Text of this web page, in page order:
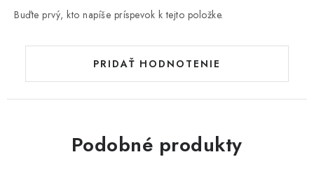
Buďte prvý, kto napíše príspevok k tejto položke.
PRIDAŤ HODNOTENIE
Podobné produkty